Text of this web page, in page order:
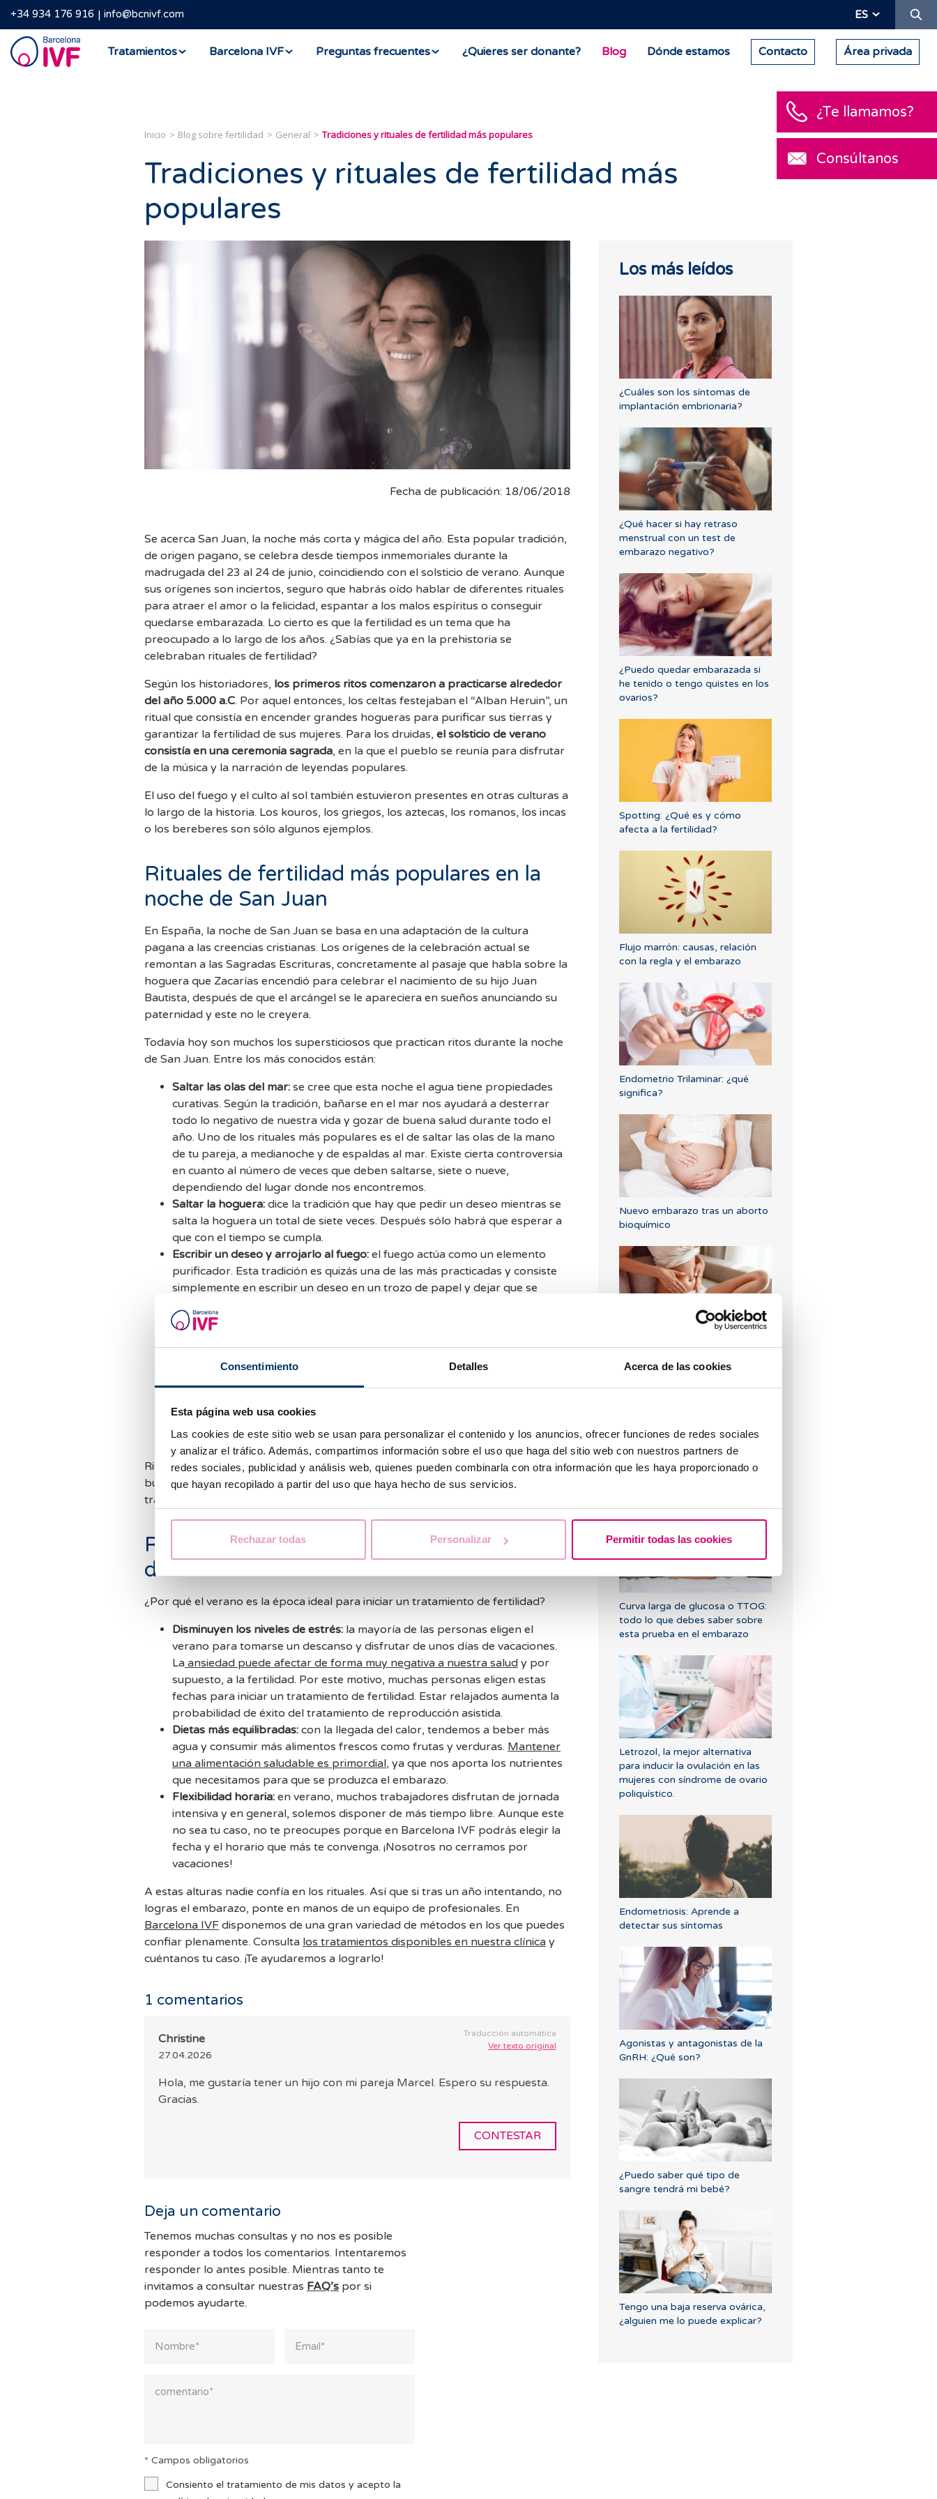
Consentimiento Detalles Acerca de las cookies
Esta página web usa cookies
Las cookies de este sitio web se usan para personalizar el contenido y los anuncios, ofrecer funciones de redes sociales
y analizar el tráfico. Además, compartimos información sobre el uso que haga del sitio web con nuestros partners de
redes sociales, publicidad y análisis web, quienes pueden combinarla con otra información que les haya proporcionado o
que hayan recopilado a partir del uso que haya hecho de sus servicios.
Rechazar todas Personalizar Permitir todas las cookies
+34 934 176 916 info@bcnivf.com ES
Barcelona
IVF
Tratamientos Barcelona IVF Preguntas frecuentes ¿Quieres ser donante? Blog Dónde estamos Contacto Área privada
Inicio Blog sobre fertilidad General Tradiciones y rituales de fertilidad más populares
Tradiciones y rituales de fertilidad más
populares
Fecha de publicación: 18/06/2018
Se acerca San Juan, la noche más corta y mágica del año. Esta popular tradición,
de origen pagano, se celebra desde tiempos inmemoriales durante la
madrugada del 23 al 24 de junio, coincidiendo con el solsticio de verano. Aunque
sus orígenes son inciertos, seguro que habrás oído hablar de diferentes rituales
para atraer el amor o la felicidad, espantar a los malos espíritus o conseguir
quedarse embarazada. Lo cierto es que la fertilidad es un tema que ha
preocupado a lo largo de los años. ¿Sabías que ya en la prehistoria se
celebraban rituales de fertilidad?
Según los historiadores, los primeros ritos comenzaron a practicarse alrededor
del año 5.000 a.C. Por aquel entonces, los celtas festejaban el “Alban Heruin”, un
ritual que consistía en encender grandes hogueras para purificar sus tierras y
garantizar la fertilidad de sus mujeres. Para los druidas, el solsticio de verano
consistía en una ceremonia sagrada, en la que el pueblo se reunía para disfrutar
de la música y la narración de leyendas populares.
El uso del fuego y el culto al sol también estuvieron presentes en otras culturas a
lo largo de la historia. Los kouros, los griegos, los aztecas, los romanos, los incas
o los bereberes son sólo algunos ejemplos.
Rituales de fertilidad más populares en la
noche de San Juan
En España, la noche de San Juan se basa en una adaptación de la cultura
pagana a las creencias cristianas. Los orígenes de la celebración actual se
remontan a las Sagradas Escrituras, concretamente al pasaje que habla sobre la
hoguera que Zacarías encendió para celebrar el nacimiento de su hijo Juan
Bautista, después de que el arcángel se le apareciera en sueños anunciando su
paternidad y este no le creyera.
Todavía hoy son muchos los supersticiosos que practican ritos durante la noche
de San Juan. Entre los más conocidos están:
Saltar las olas del mar: se cree que esta noche el agua tiene propiedades
curativas. Según la tradición, bañarse en el mar nos ayudará a desterrar
todo lo negativo de nuestra vida y gozar de buena salud durante todo el
año. Uno de los rituales más populares es el de saltar las olas de la mano
de tu pareja, a medianoche y de espaldas al mar. Existe cierta controversia
en cuanto al número de veces que deben saltarse, siete o nueve,
dependiendo del lugar donde nos encontremos.
Saltar la hoguera: dice la tradición que hay que pedir un deseo mientras se
salta la hoguera un total de siete veces. Después sólo habrá que esperar a
que con el tiempo se cumpla.
Escribir un deseo y arrojarlo al fuego: el fuego actúa como un elemento
purificador. Esta tradición es quizás una de las más practicadas y consiste
simplemente en escribir un deseo en un trozo de papel y dejar que se
Las hierbas terapéuticas:
reunir las diferentes hierbas (hinojo, helecho, malva, romero, hierba luisa,
codeso y hierba de san Juan) hay que meterlas en agua procedente de
siete fuentes diferentes y dejarlas reposar durante toda la noche a la
intemperie. A la mañana siguiente, hay que lavarse la cara con esa agua
para que nuestra piel rejuvenezca y gocemos de buena salud.
Rituales y tradiciones aparte, lo cierto es que el verano es una estación ideal para
buscar el embarazo tanto de forma natural, como si necesitas someterte a un
tratamiento de fertilidad.
Razones por las que realizar un tratamiento
de fertilidad en verano
¿Por qué el verano es la época ideal para iniciar un tratamiento de fertilidad?
Disminuyen los niveles de estrés: la mayoría de las personas eligen el
verano para tomarse un descanso y disfrutar de unos días de vacaciones.
La ansiedad puede afectar de forma muy negativa a nuestra salud y por
supuesto, a la fertilidad. Por este motivo, muchas personas eligen estas
fechas para iniciar un tratamiento de fertilidad. Estar relajados aumenta la
probabilidad de éxito del tratamiento de reproducción asistida.
Dietas más equilibradas: con la llegada del calor, tendemos a beber más
agua y consumir más alimentos frescos como frutas y verduras. Mantener
una alimentación saludable es primordial, ya que nos aporta los nutrientes
que necesitamos para que se produzca el embarazo.
Flexibilidad horaria: en verano, muchos trabajadores disfrutan de jornada
intensiva y en general, solemos disponer de más tiempo libre. Aunque este
no sea tu caso, no te preocupes porque en Barcelona IVF podrás elegir la
fecha y el horario que más te convenga. ¡Nosotros no cerramos por
vacaciones!
A estas alturas nadie confía en los rituales. Así que si tras un año intentando, no
logras el embarazo, ponte en manos de un equipo de profesionales. En
Barcelona IVF
confiar plenamente. Consulta los tratamientos disponibles en nuestra clínica y
cuéntanos tu caso. ¡Te ayudaremos a lograrlo!
1 comentarios
Traducción automática
Ver texto original
Christine
27.04.2026
Hola, me gustaría tener un hijo con mi pareja Marcel. Espero su respuesta.
Gracias.
CONTESTAR
Deja un comentario
Tenemos muchas consultas y no nos es posible
responder a todos los comentarios. Intentaremos
responder lo antes posible. Mientras tanto te
invitamos a consultar nuestras FAQ’s por si
podemos ayudarte.
* Campos obligatorios
Consiento el tratamiento de mis datos y acepto la
Los más leídos
¿Cuáles son los síntomas de
implantación embrionaria?
¿Qué hacer si hay retraso
menstrual con un test de
embarazo negativo?
¿Puedo quedar embarazada si
he tenido o tengo quistes en los
ovarios?
Spotting: ¿Qué es y cómo
afecta a la fertilidad?
Flujo marrón: causas, relación
con la regla y el embarazo
Endometrio Trilaminar: ¿qué
significa?
Nuevo embarazo tras un aborto
bioquímico
Progesterona, ¿cuándo hay que
Curva larga de glucosa o TTOG:
todo lo que debes saber sobre
esta prueba en el embarazo
Letrozol, la mejor alternativa
para inducir la ovulación en las
mujeres con síndrome de ovario
poliquístico.
Endometriosis: Aprende a
detectar sus síntomas
Agonistas y antagonistas de la
GnRH: ¿Qué son?
¿Puedo saber qué tipo de
sangre tendrá mi bebé?
Tengo una baja reserva ovárica,
¿alguien me lo puede explicar?
¿Te llamamos?
Consúltanos